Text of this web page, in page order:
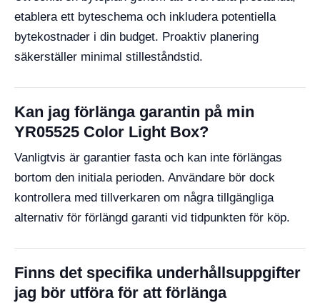
etablera ett byteschema och inkludera potentiella
bytekostnader i din budget. Proaktiv planering
säkerställer minimal stilleståndstid.
Kan jag förlänga garantin på min
YR05525 Color Light Box?
Vanligtvis är garantier fasta och kan inte förlängas
bortom den initiala perioden. Användare bör dock
kontrollera med tillverkaren om några tillgängliga
alternativ för förlängd garanti vid tidpunkten för köp.
Finns det specifika underhållsuppgifter
jag bör utföra för att förlänga